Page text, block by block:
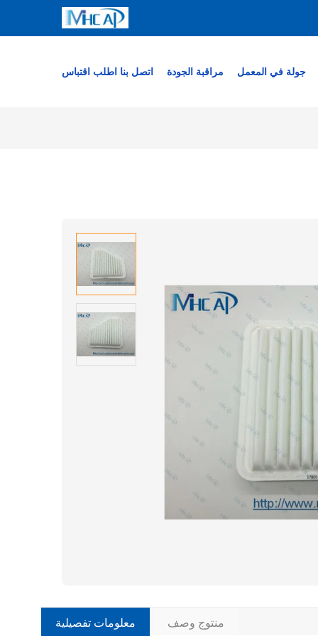
جولة في المعمل مراقبة الجودة اتصل بنا اطلب اقتباس
معلومات تفصيلية منتوج وصف